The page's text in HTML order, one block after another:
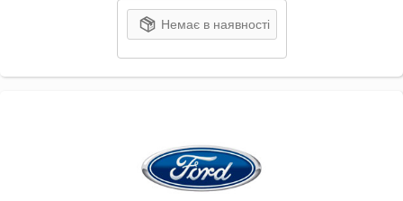
Немає в наявності